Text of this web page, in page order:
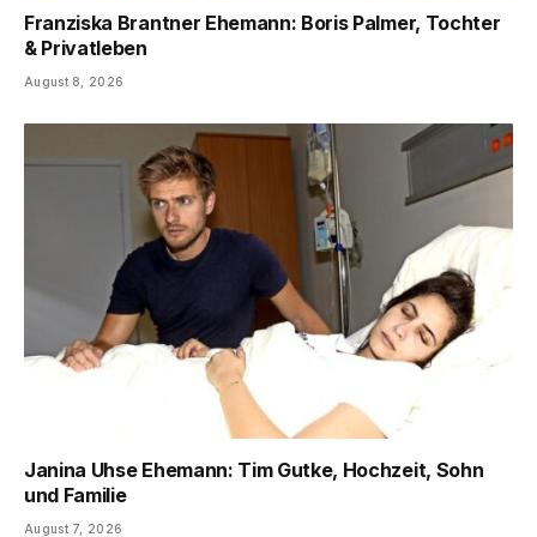
Franziska Brantner Ehemann: Boris Palmer, Tochter
& Privatleben
August 8, 2026
Janina Uhse Ehemann: Tim Gutke, Hochzeit, Sohn
und Familie
August 7, 2026